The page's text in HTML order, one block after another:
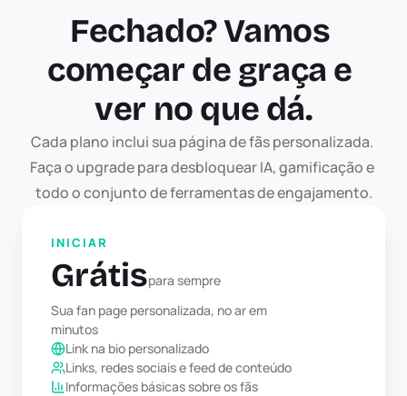
Fechado? Vamos
começar de graça e
ver no que dá.
Cada plano inclui sua página de fãs personalizada.
Faça o upgrade para desbloquear IA, gamificação e
todo o conjunto de ferramentas de engajamento.
INICIAR
Grátispara sempre
Sua fan page personalizada, no ar em
minutos
Link na bio personalizado
Links, redes sociais e feed de conteúdo
Informações básicas sobre os fãs